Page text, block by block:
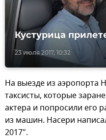
23 июля 2017, 10:32
Кустурица
На выезде из аэропорта
таксисты, которые
актера и попросили его
из машин. Насери
2017".